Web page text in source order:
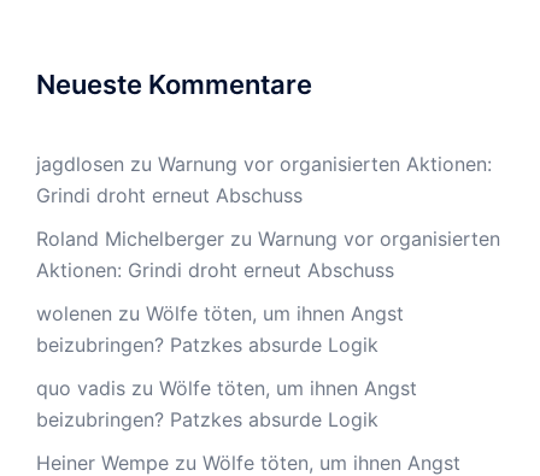
Neueste Kommentare
jagdlosen zu Warnung vor organisierten Aktionen:
Grindi droht erneut Abschuss
Roland Michelberger zu Warnung vor organisierten
Aktionen: Grindi droht erneut Abschuss
wolenen zu Wölfe töten, um ihnen Angst
beizubringen? Patzkes absurde Logik
quo vadis zu Wölfe töten, um ihnen Angst
beizubringen? Patzkes absurde Logik
Heiner Wempe zu Wölfe töten, um ihnen Angst